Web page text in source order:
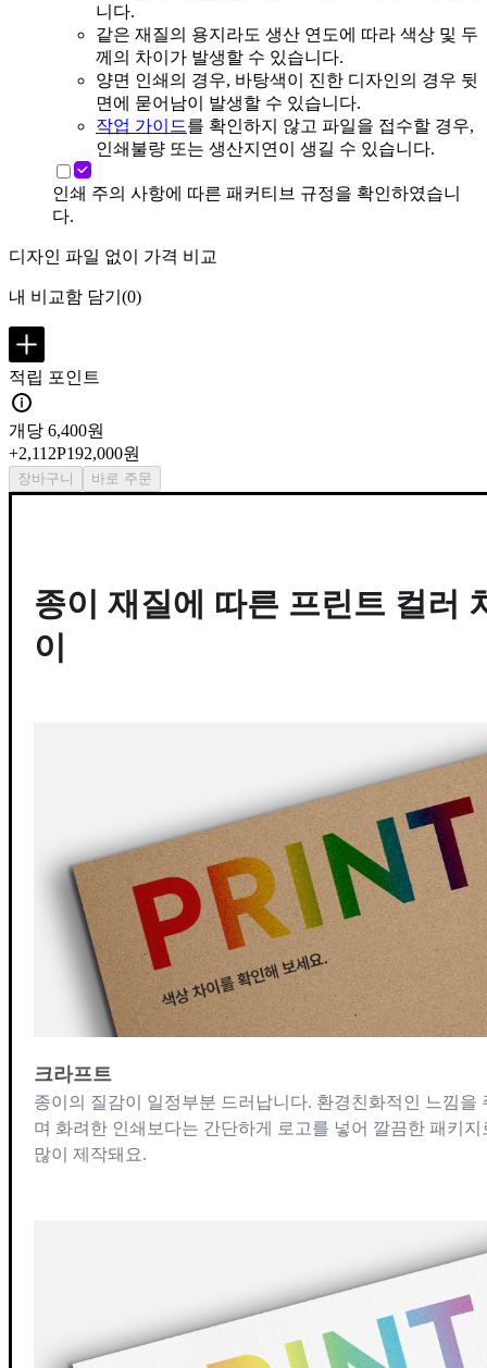
니다.
같은 재질의 용지라도 생산 연도에 따라 색상 및 두
께의 차이가 발생할 수 있습니다.
양면 인쇄의 경우, 바탕색이 진한 디자인의 경우 뒷
면에 묻어남이 발생할 수 있습니다.
작업 가이드를 확인하지 않고 파일을 접수할 경우,
인쇄불량 또는 생산지연이 생길 수 있습니다.
인쇄 주의 사항에 따른 패커티브 규정을 확인하였습니
다.
디자인 파일 없이 가격 비교
내 비교함 담기 (0)
적립 포인트
개당 6,400원
+2,112P192,000원
장바구니 바로 주문
종이 재질에 따른 프린트 컬러
이
크라프트
종이의 질감이 일정부분 드러납니다. 환경친화적인 느낌을
며 화려한 인쇄보다는 간단하게 로고를 넣어 깔끔한 패키지
많이 제작돼요.